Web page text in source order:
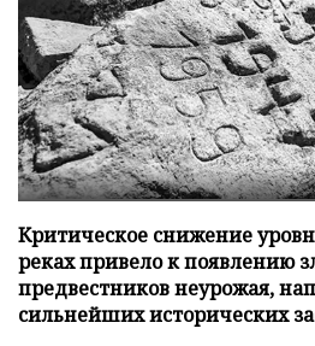
Критическое снижение
реках привело к появлению
предвестников неурожая,
сильнейших исторических